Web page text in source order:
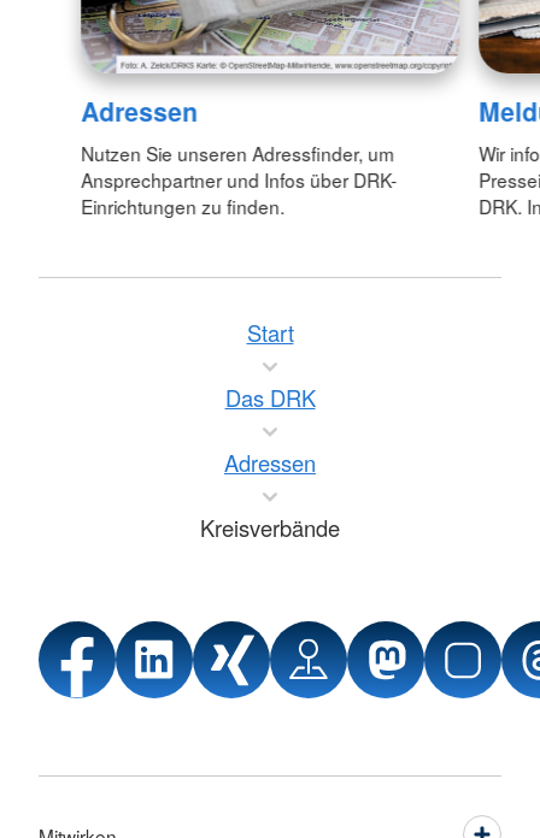
Adressen
Nutzen Sie unseren Adressfinder, um
Ansprechpartner und Infos über DRK-
Einrichtungen zu finden.
Wir
DRK.
Start
Das DRK
Adressen
Kreisverbände